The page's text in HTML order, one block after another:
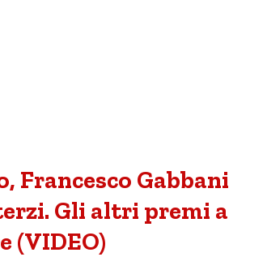
Francesco Gabbani
Gli altri premi a
(VIDEO)